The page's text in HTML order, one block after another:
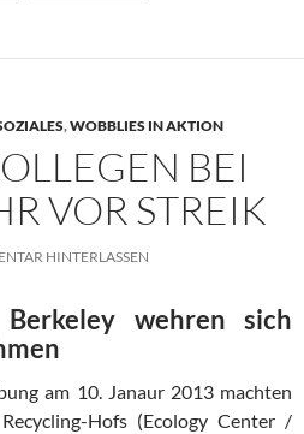
,WOBBLIES IN AKTION
BEI
VOR STREIK
HINTERLASSEN
wehren sich
am 10. Janaur 2013 machten
Hofs (Ecology Center /